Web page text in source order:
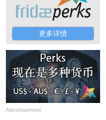
更多详情
Advertisement